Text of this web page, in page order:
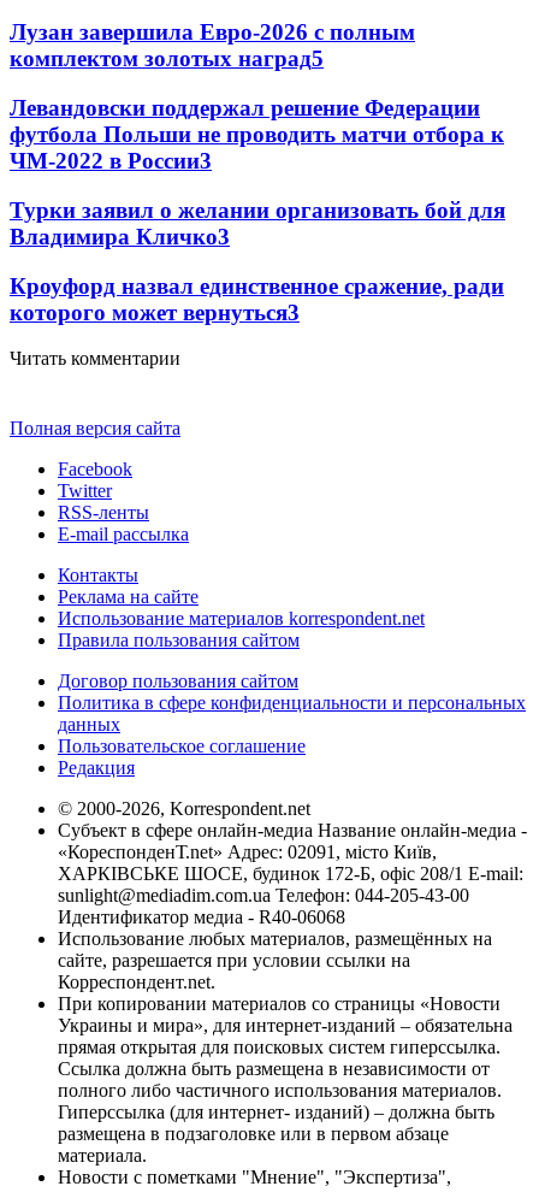
Лузан завершила Евро-2026 с полным
комплектом золотых наград5
Левандовски поддержал решение Федерации
футбола Польши не проводить матчи отбора к
ЧМ-2022 в России3
Турки заявил о желании организовать бой для
Владимира Кличко3
Кроуфорд назвал единственное сражение, ради
которого может вернуться3
Читать комментарии
Полная версия сайта
Facebook
Twitter
RSS-ленты
E-mail рассылка
Контакты
Реклама на сайте
Использование материалов korrespondent.net
Правила пользования сайтом
Договор пользования сайтом
Политика в сфере конфиденциальности и персональных
данных
Пользовательское соглашение
Редакция
© 2000-2026, Korrespondent.net
Субъект в сфере онлайн-медиа Название онлайн-медиа -
«КореспонденТ.net» Адрес: 02091, місто Київ,
ХАРКІВСЬКЕ ШОСЕ, будинок 172-Б, офіс 208/1 E-mail:
sunlight@mediadim.com.ua Телефон: 044-205-43-00
Идентификатор медиа - R40-06068
Использование любых материалов, размещённых на
сайте, разрешается при условии ссылки на
Корреспондент.net.
При копировании материалов со страницы «Новости
Украины и мира», для интернет-изданий – обязательна
прямая открытая для поисковых систем гиперссылка.
Ссылка должна быть размещена в независимости от
полного либо частичного использования материалов.
Гиперссылка (для интернет- изданий) – должна быть
размещена в подзаголовке или в первом абзаце
материала.
Новости с пометками "Мнение", "Экспертиза",